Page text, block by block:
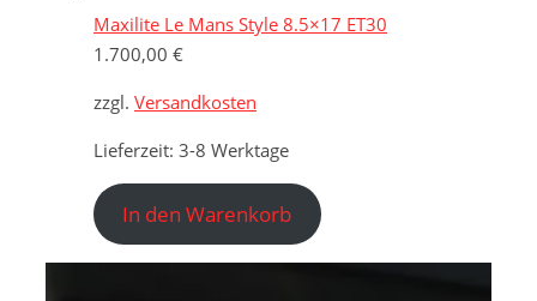
Maxilite Le Mans Style 8.5×17 ET30
1.700,00 €
zzgl. Versandkosten
Lieferzeit: 3-8 Werktage
In den Warenkorb